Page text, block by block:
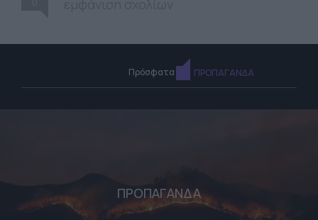
Πρόσφατα ΠΡΟΠΑΓΑΝΔΑ
ΠΡΟΠΑΓΑΝΔΑ